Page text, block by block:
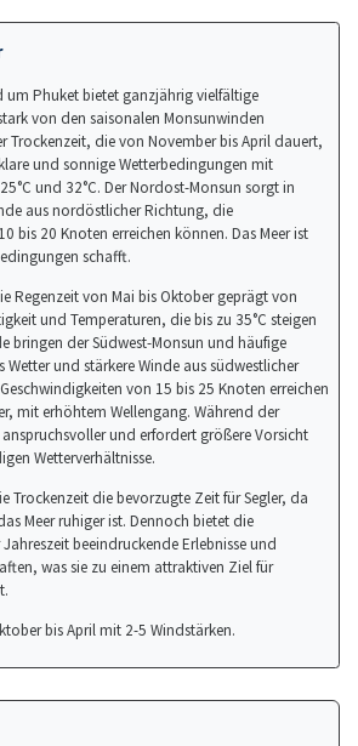
um Phuket bietet ganzjährig vielfältige
von den saisonalen Monsunwinden
Trockenzeit, die von November bis April dauert,
und sonnige Wetterbedingungen mit
und 32°C. Der Nordost-Monsun sorgt in
aus nordöstlicher Richtung, die
bis 20 Knoten erreichen können. Das Meer ist
schafft.
Regenzeit von Mai bis Oktober geprägt von
und Temperaturen, die bis zu 35°C steigen
bringen der Südwest-Monsun und häufige
Wetter und stärkere Winde aus südwestlicher
von 15 bis 25 Knoten erreichen
mit erhöhtem Wellengang. Während der
anspruchsvoller und erfordert größere Vorsicht
Wetterverhältnisse.
Trockenzeit die bevorzugte Zeit für Segler, da
Meer ruhiger ist. Dennoch bietet die
beeindruckende Erlebnisse und
was sie zu einem attraktiven Ziel für
bis April mit 2-5 Windstärken.